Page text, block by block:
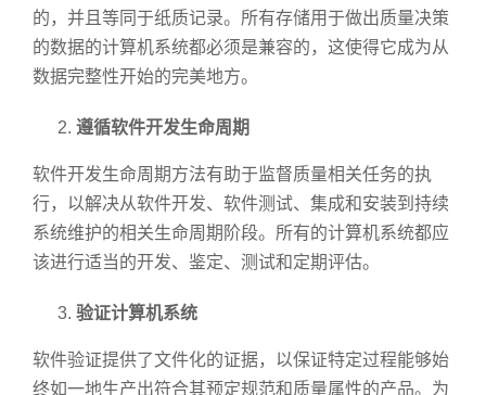
的，并且等同于纸质记录。所有存储用于做出质量决策
的数据的计算机系统都必须是兼容的，这使得它成为从
数据完整性开始的完美地方。
遵循软件开发生命周期
软件开发生命周期方法有助于监督质量相关任务的执
行，以解决从软件开发、软件测试、集成和安装到持续
系统维护的相关生命周期阶段。所有的计算机系统都应
该进行适当的开发、鉴定、测试和定期评估。
验证计算机系统
软件验证提供了文件化的证据，以保证特定过程能够始
终如一地生产出符合其预定规范和质量属性的产品。为